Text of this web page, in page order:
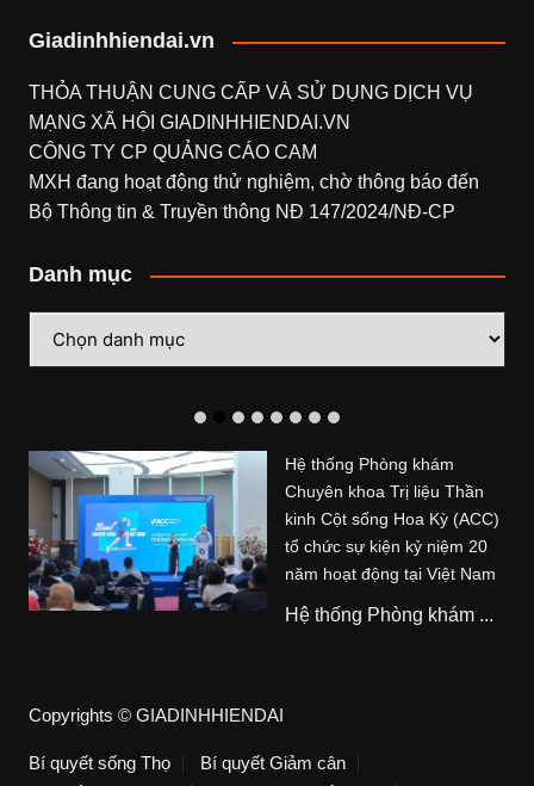
Giadinhhiendai.vn
THỎA THUẬN CUNG CẤP VÀ SỬ DỤNG DỊCH VỤ
MẠNG XÃ HỘI GIADINHHIENDAI.VN
CÔNG TY CP QUẢNG CÁO CAM
MXH đang hoạt động thử nghiệm, chờ thông báo đến
Bộ Thông tin & Truyền thông NĐ 147/2024/NĐ-CP
Danh mục
mục
Hệ thống Phòng khám
Chuyên khoa Trị liệu Thần
kinh Cột sống Hoa Kỳ (ACC)
tổ chức sự kiện kỷ niệm 20
năm hoạt động tại Việt Nam
Hệ thống Phòng khám ...
Copyrights © GIADINHHIENDAI
Bí quyết sống Thọ
Bí quyết Giảm cân